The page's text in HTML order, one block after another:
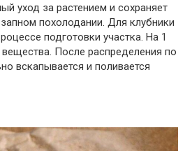
уход за растением и сохраняет
похолодании. Для клубники
подготовки участка. На 1
вещества. После распределения по
вскапывается и поливается